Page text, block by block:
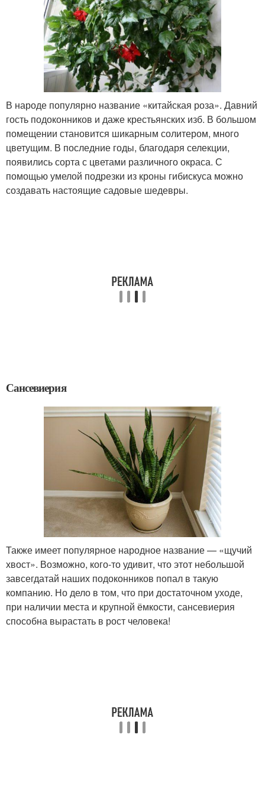
В народе популярно название «китайская роза». Давний
гость подоконников и даже крестьянских изб. В большом
помещении становится шикарным солитером, много
цветущим. В последние годы, благодаря селекции,
появились сорта с цветами различного окраса. С
помощью умелой подрезки из кроны гибискуса можно
создавать настоящие садовые шедевры.
Сансевиерия
Также имеет популярное народное название — «щучий
хвост». Возможно, кого-то удивит, что этот небольшой
завсегдатай наших подоконников попал в такую
компанию. Но дело в том, что при достаточном уходе,
при наличии места и крупной ёмкости, сансевиерия
способна вырастать в рост человека!